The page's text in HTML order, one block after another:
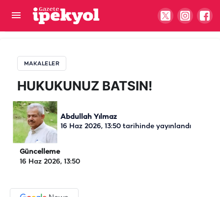
MAKALELER
HUKUKUNUZ BATSIN!
Abdullah Yılmaz
16 Haz 2026, 13:50 tarihinde yayınlandı
Güncelleme
16 Haz 2026, 13:50
HUKUKUNUZ BATSIN!